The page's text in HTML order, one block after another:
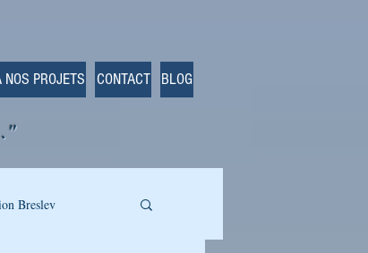
PROJETS CONTACT BLOG
Breslev